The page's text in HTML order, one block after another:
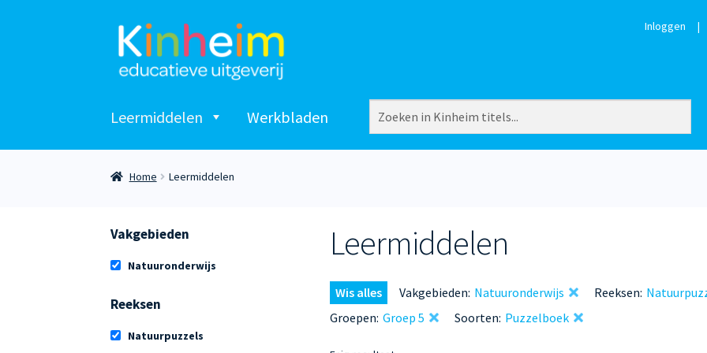
Ga
door
naar
Ga
naar
de
Inloggen |
Leermiddelen Werkbladen
Home Leermiddelen
Leermiddelen
Wis alles Vakgebieden: Natuuronderwijs Reeksen:
Groepen: Groep 5 Soorten: Puzzelboek
Vakgebieden
Natuuronderwijs
Reeksen
Natuurpuzzels